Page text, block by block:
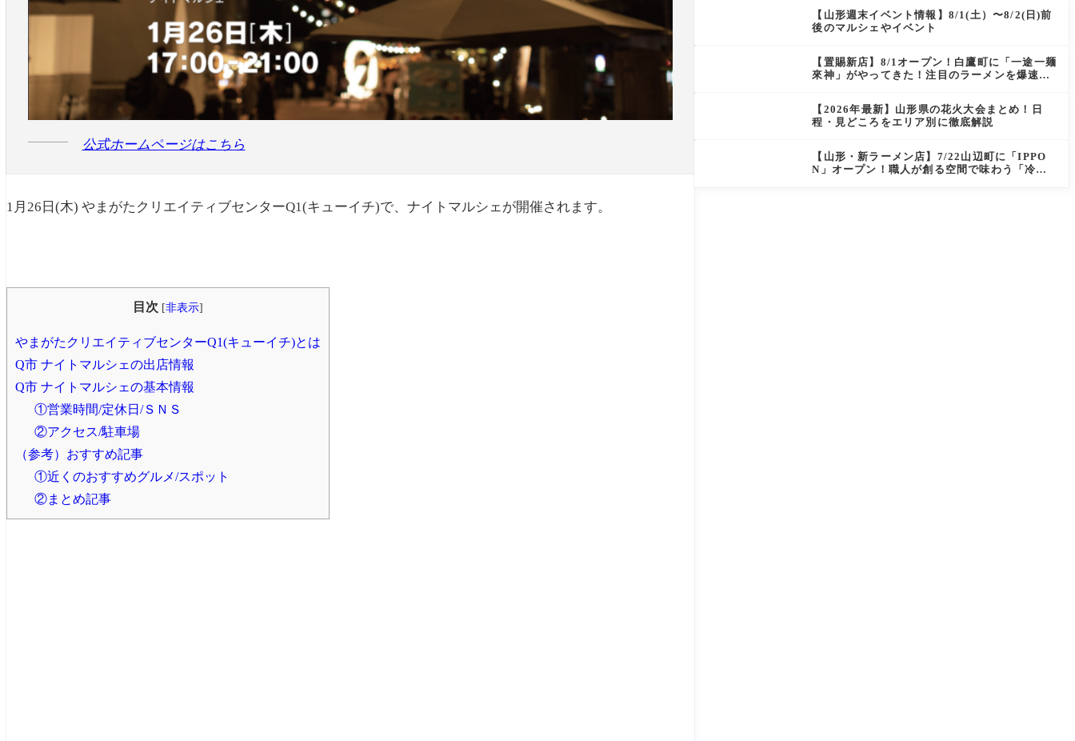
公式ホームページはこちら
1月26日(木) やまがたクリエイティブセンターQ1(キューイチ)で、ナイトマルシェが開催されます。
目次 [非表示]
やまがたクリエイティブセンターQ1(キューイチ)とは
Q市 ナイトマルシェの出店情報
Q市 ナイトマルシェの基本情報
①営業時間/定休日/ＳＮＳ
②アクセス/駐車場
（参考）おすすめ記事
①近くのおすすめグルメ/スポット
②まとめ記事
【山形週末イベント情報】8/1(土）〜8/2(日)前
後のマルシェやイベント
【置賜新店】8/1オープン！白鷹町に「一途一麺
來神」がやってきた！注目のラーメンを爆速実
【2026年最新】山形県の花火大会まとめ！日
程・見どころをエリア別に徹底解説
【山形・新ラーメン店】7/22山辺町に「IPPO
N」オープン！職人が創る空間で味わう「冷た